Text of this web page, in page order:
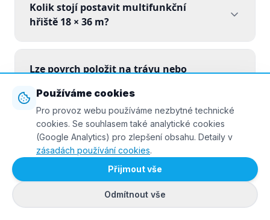
Kolik stojí postavit multifunkční
hřiště 18 × 36 m?
Lze povrch položit na trávu nebo
Jak dlouho dlaždice vydrží?
Jaký je rozdíl mezi indoor a outdoor
Používáme cookies
Pro provoz webu používáme nezbytné technické
cookies. Se souhlasem také analytické cookies
(Google Analytics) pro zlepšení obsahu. Detaily v
zásadách používání cookies.
Odmítnout vše
Přijmout vše